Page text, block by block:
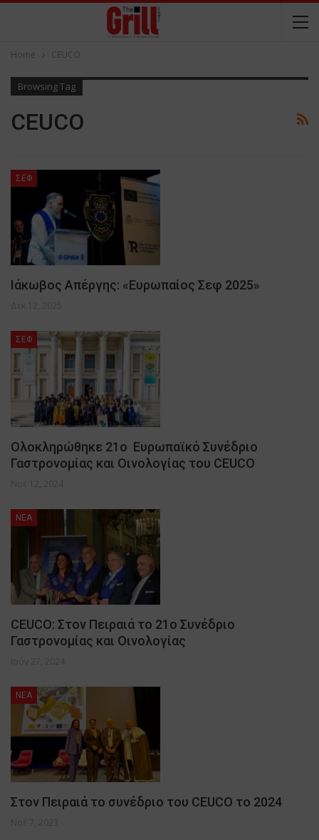
Home CEUCO
Browsing Tag
CEUCO
ΣΕΦ
Ιάκωβος Απέργης: «Ευρωπαίος Σεφ 2025»
Δεκ 12, 2025
ΣΕΦ
Ολοκληρώθηκε 21ο Ευρωπαϊκό Συνέδριο
Γαστρονομίας και Οινολογίας του CEUCO
Νοέ 12, 2024
NEA
CEUCO: Στον Πειραιά το 21ο Συνέδριο
Γαστρονομίας και Οινολογίας
Ιούν 27, 2024
NEA
Στον Πειραιά το συνέδριο του CEUCO το 2024
Νοέ 7, 2023